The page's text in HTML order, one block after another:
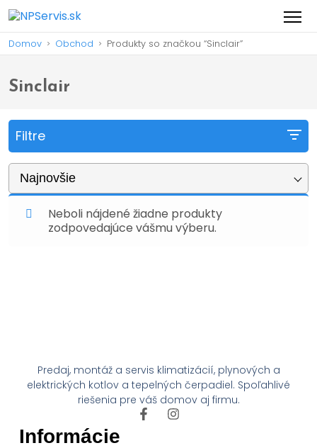
Domov > Obchod > Produkty so značkou “Sinclair”
Sinclair
Filtre
Najnovšie
Neboli nájdené žiadne produkty
zodpovedajúce vášmu výberu.
Predaj, montáž a servis klimatizácií, plynových a
elektrických kotlov a tepelných čerpadiel. Spoľahlivé
riešenia pre váš domov aj firmu.
Informácie